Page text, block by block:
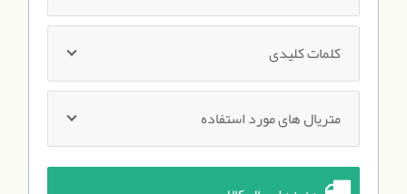
کلمات کلیدی
متریال های مورد استفاده